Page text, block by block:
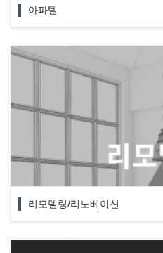
아파텔
리모델링/리노베이션